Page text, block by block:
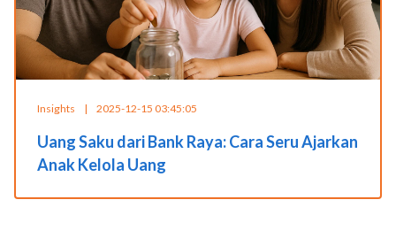
Insights | 2025-12-15 03:45:05
Uang Saku dari Bank Raya: Cara Seru Ajarkan
Anak Kelola Uang